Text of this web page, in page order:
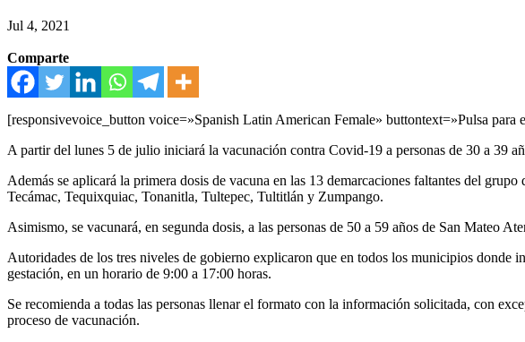
Jul 4, 2021
Comparte
[responsivevoice_button voice=»Spanish Latin American Female» buttontext=»Pulsa para
A partir del lunes 5 de julio iniciará la vacunación contra Covid-19 a personas de 30 a 39
Además se aplicará la primera dosis de vacuna en las 13 demarcaciones faltantes del
Tecámac, Tequixquiac, Tonanitla, Tultepec, Tultitlán y Zumpango.
Asimismo, se vacunará, en segunda dosis, a las personas de 50 a 59 años de San Mateo
Autoridades de los tres niveles de gobierno explicaron que en todos los municipios donde
gestación, en un horario de 9:00 a 17:00 horas.
Se recomienda a todas las personas llenar el formato con la información solicitada, con
proceso de vacunación.